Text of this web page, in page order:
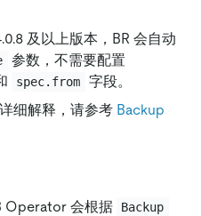
及以上版本，BR 会自动
参数，不需要配置
spec.from
字段。
细解释，请参考 Backup
Operator 会根据 Backup